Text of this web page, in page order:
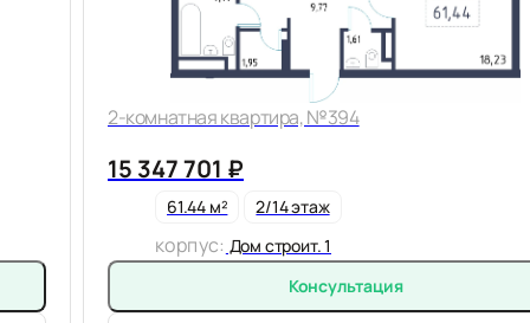
2-комнатная квартира, №394
15 347 701 ₽
61.44 м² 2/14 этаж
корпус: Дом строит. 1
Консультация